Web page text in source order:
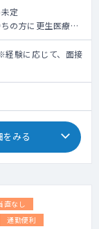
定
の方に更生医療の
向です。
ます。
が中心です。
護師さん兼運転手
験に応じて、面接
みる
直なし
通勤便利